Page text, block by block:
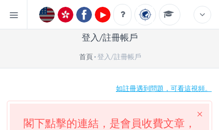
登入/註冊帳戶
首頁 登入/註冊帳戶
如註冊遇到問題，可看這視頻。
閣下點擊的連結，是會員收費文章，